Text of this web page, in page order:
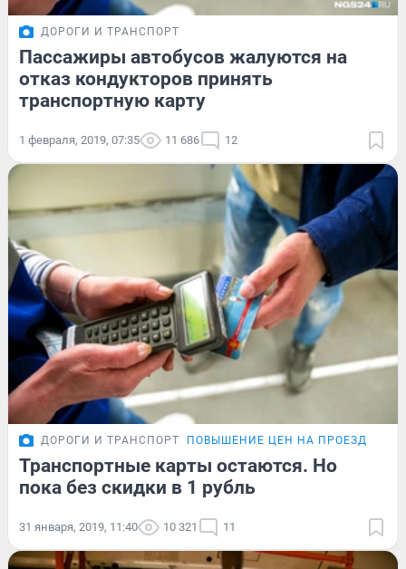
ДОРОГИ И ТРАНСПОРТ
Пассажиры автобусов жалуются на
отказ кондукторов принять
транспортную карту
1 февраля, 2019, 07:35 11 686 12
ДОРОГИ И ТРАНСПОРТ ПОВЫШЕНИЕ ЦЕН НА ПРОЕЗД
Транспортные карты остаются. Но
пока без скидки в 1 рубль
31 января, 2019, 11:40 10 321 11